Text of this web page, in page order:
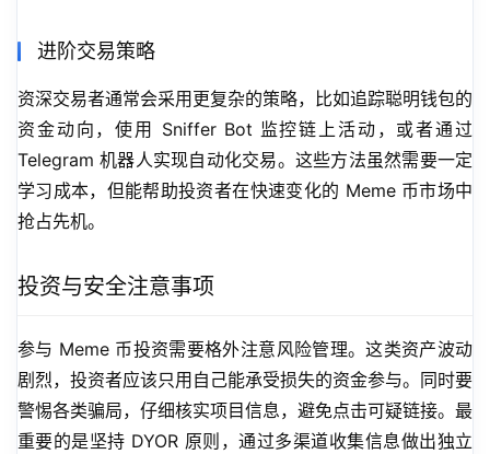
进阶交易策略
资深交易者通常会采用更复杂的策略，比如追踪聪明钱包的
资金动向，使用 Sniffer Bot 监控链上活动，或者通过
Telegram 机器人实现自动化交易。这些方法虽然需要一定
学习成本，但能帮助投资者在快速变化的 Meme 币市场中
抢占先机。
投资与安全注意事项
参与 Meme 币投资需要格外注意风险管理。这类资产波动
剧烈，投资者应该只用自己能承受损失的资金参与。同时要
警惕各类骗局，仔细核实项目信息，避免点击可疑链接。最
重要的是坚持 DYOR 原则，通过多渠道收集信息做出独立